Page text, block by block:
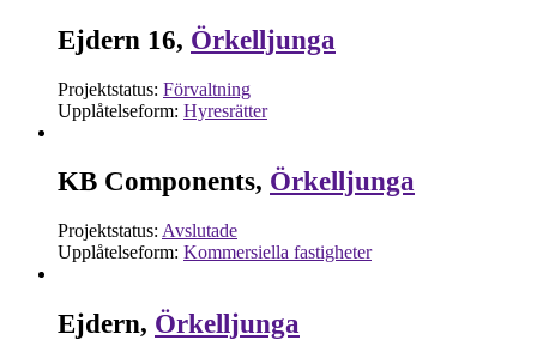
Ejdern 16, Örkelljunga
Projektstatus: Förvaltning
Upplåtelseform: Hyresrätter
KB Components, Örkelljunga
Projektstatus: Avslutade
Upplåtelseform: Kommersiella fastigheter
Ejdern, Örkelljunga